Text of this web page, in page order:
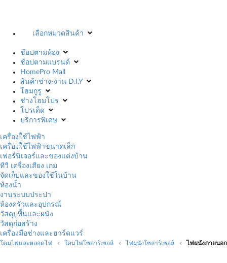
เลือกหมวดสินค้า
ช้อปตามห้อง
ช้อปตามแบรนด์
HomePro Mall
สินค้าช่าง-งาน D.I.Y
โฮมกูรู
ช่างโฮมโปร
โปรเด็ด
บริการพิเศษ
เครื่องใช้ไฟฟ้า
เครื่องใช้ไฟฟ้าขนาดเล็ก
เฟอร์นิเจอร์และของแต่งบ้าน
ทีวี เครื่องเสียง เกม
จัดเก็บและของใช้ในบ้าน
ห้องน้ำ
งานระบบประปา
ห้องครัวและอุปกรณ์
วัสดุปูพื้นและผนัง
วัสดุก่อสร้าง
เครื่องมือช่างและฮาร์ดแวร์
โคมไฟและหลอดไฟ โคมไฟโซลาร์เซลล์ ไฟผนังโซลาร์เซลล์ ไฟผนังภายนอก